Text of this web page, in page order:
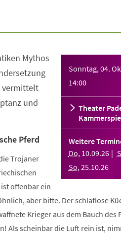
Sonntag, 04.
14:00
Theater
Weitere
Do, 10.09.26
So,25.10.26
Mythos
vermittelt
und
Pferd
Trojaner
offenbar ein
aber bitte. Der schlaflose
Krieger aus dem Bauch des
Als scheinbar die Luft rein ist,